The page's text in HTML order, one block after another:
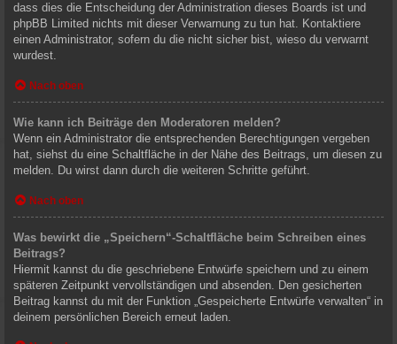
dass dies die Entscheidung der Administration dieses Boards ist und
phpBB Limited nichts mit dieser Verwarnung zu tun hat. Kontaktiere
einen Administrator, sofern du die nicht sicher bist, wieso du verwarnt
wurdest.
Nach oben
Wie kann ich Beiträge den Moderatoren melden?
Wenn ein Administrator die entsprechenden Berechtigungen vergeben
hat, siehst du eine Schaltfläche in der Nähe des Beitrags, um diesen zu
melden. Du wirst dann durch die weiteren Schritte geführt.
Nach oben
Was bewirkt die „Speichern“-Schaltfläche beim Schreiben eines
Beitrags?
Hiermit kannst du die geschriebene Entwürfe speichern und zu einem
späteren Zeitpunkt vervollständigen und absenden. Den gesicherten
Beitrag kannst du mit der Funktion „Gespeicherte Entwürfe verwalten“ in
deinem persönlichen Bereich erneut laden.